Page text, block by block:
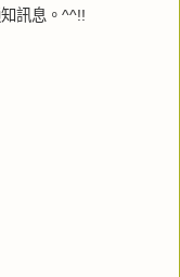
訊息。^^!!